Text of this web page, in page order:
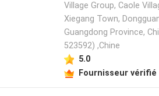
Village Group, Caole
Xiegang Town,
Guangdong Province,
523592) ,Chine
5.0
Fournisseur vérifié